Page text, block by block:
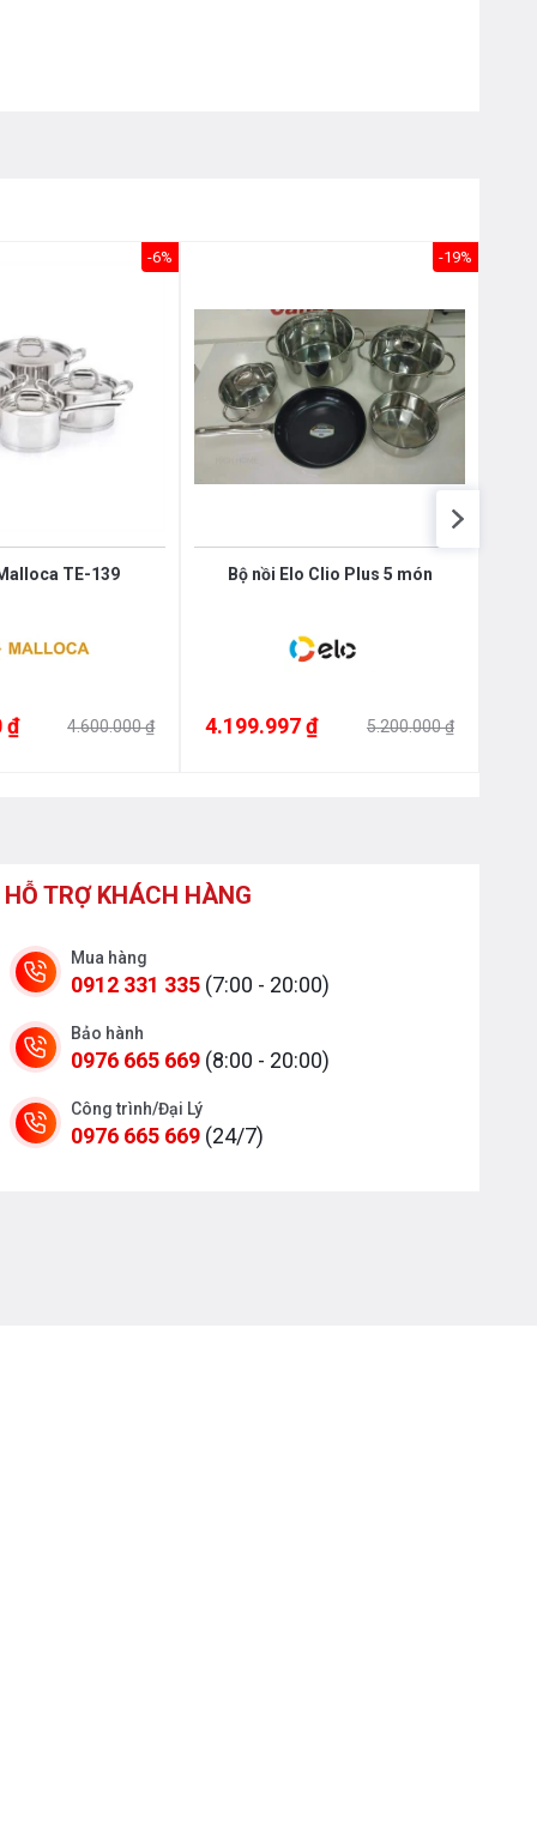
-6%
TE-139
₫ 4.600.000 ₫
-19%
Bộ nồi Elo Clio Plus 5 món
4.199.997 ₫ 5.200.000 ₫
HỖ TRỢ KHÁCH HÀNG
Mua hàng
0912 331 335 (7:00 - 20:00)
Bảo hành
0976 665 669 (8:00 - 20:00)
Công trình/Đại Lý
0976 665 669 (24/7)